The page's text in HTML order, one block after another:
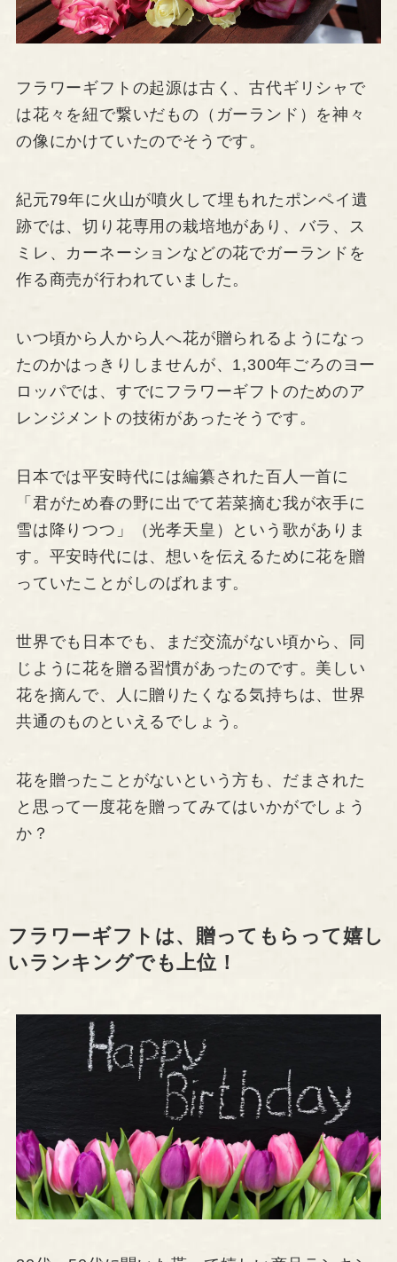
フラワーギフトの起源は古く、古代ギリシャで
は花々を紐で繋いだもの（ガーランド）を神々
の像にかけていたのでそうです。
紀元79年に火山が噴火して埋もれたポンペイ遺
跡では、切り花専用の栽培地があり、バラ、ス
ミレ、カーネーションなどの花でガーランドを
作る商売が行われていました。
いつ頃から人から人へ花が贈られるようになっ
たのかはっきりしませんが、1,300年ごろのヨー
ロッパでは、すでにフラワーギフトのためのア
レンジメントの技術があったそうです。
日本では平安時代には編纂された百人一首に
「君がため春の野に出でて若菜摘む我が衣手に
雪は降りつつ」（光孝天皇）という歌がありま
す。平安時代には、想いを伝えるために花を贈
っていたことがしのばれます。
世界でも日本でも、まだ交流がない頃から、同
じように花を贈る習慣があったのです。美しい
花を摘んで、人に贈りたくなる気持ちは、世界
共通のものといえるでしょう。
花を贈ったことがないという方も、だまされた
と思って一度花を贈ってみてはいかがでしょう
か？
フラワーギフトは、贈ってもらって嬉し
いランキングでも上位！